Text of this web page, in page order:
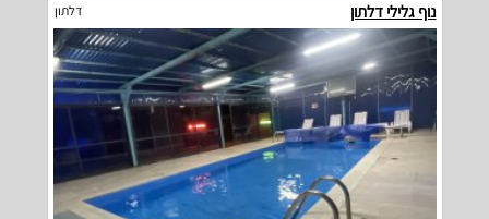
נוף גלילי דלתון דלתון